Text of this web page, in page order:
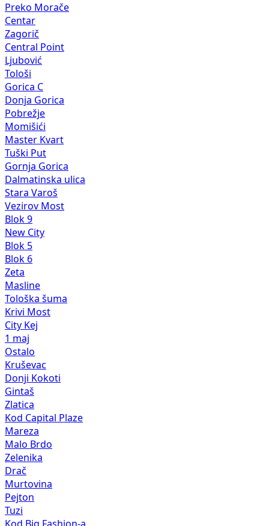
Preko Morače
Centar
Zagorič
Central Point
Ljubović
Tološi
Gorica C
Donja Gorica
Pobrežje
Momišići
Master Kvart
Tuški Put
Gornja Gorica
Dalmatinska ulica
Stara Varoš
Vezirov Most
Blok 9
New City
Blok 5
Blok 6
Zeta
Masline
Tološka šuma
Krivi Most
City Kej
1 maj
Ostalo
Kruševac
Donji Kokoti
Gintaš
Zlatica
Kod Capital Plaze
Mareza
Malo Brdo
Zelenika
Drač
Murtovina
Pejton
Tuzi
Kod Big Fashion-a